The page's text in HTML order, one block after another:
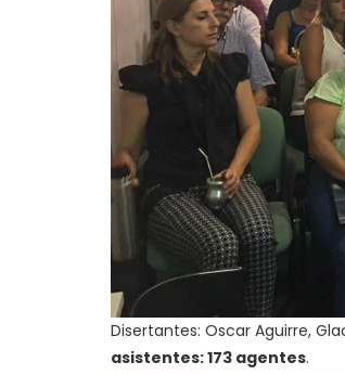
Disertantes: Oscar Aguirre,
asistentes: 173 agentes.